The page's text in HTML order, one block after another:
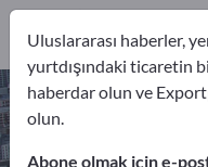
Plastik geri
Uluslararası haberler,
yurtdışındaki ticaretin
haberdar olun ve
olun.
Abone olmak için e-